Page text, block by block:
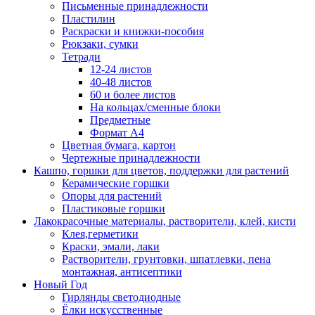
Письменные принадлежности
Пластилин
Раскраски и книжки-пособия
Рюкзаки, сумки
Тетради
12-24 листов
40-48 листов
60 и более листов
На кольцах/сменные блоки
Предметные
Формат А4
Цветная бумага, картон
Чертежные принадлежности
Кашпо, горшки для цветов, поддержки для растений
Керамические горшки
Опоры для растений
Пластиковые горшки
Лакокрасочные материалы, растворители, клей, кисти
Клея,герметики
Краски, эмали, лаки
Растворители, грунтовки, шпатлевки, пена
монтажная, антисептики
Новый Год
Гирлянды светодиодные
Ёлки искусственные